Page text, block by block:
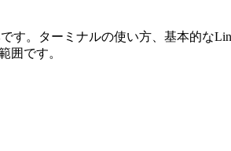
す。ターミナルの使い方、基本的な
囲です。